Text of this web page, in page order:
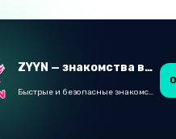
ZYYN — знакомства в Казахстане
Быстрые и безопасные знакомства в Telegram